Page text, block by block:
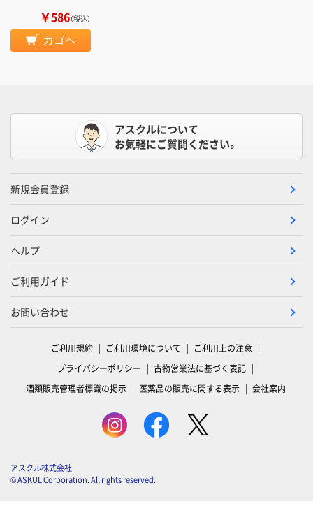
￥586（税込）
カゴへ
アスクルについて
お気軽にご質問ください。
新規会員登録
ログイン
ヘルプ
ご利用ガイド
お問い合わせ
ご利用規約 ご利用環境について
ご利用上の注意
プライバシーポリシー
古物営業法に基づく表記
酒類販売管理者標識の掲示
医薬品の販売に関する表示 会社案内
アスクル株式会社
© ASKUL Corporation. All rights reserved.